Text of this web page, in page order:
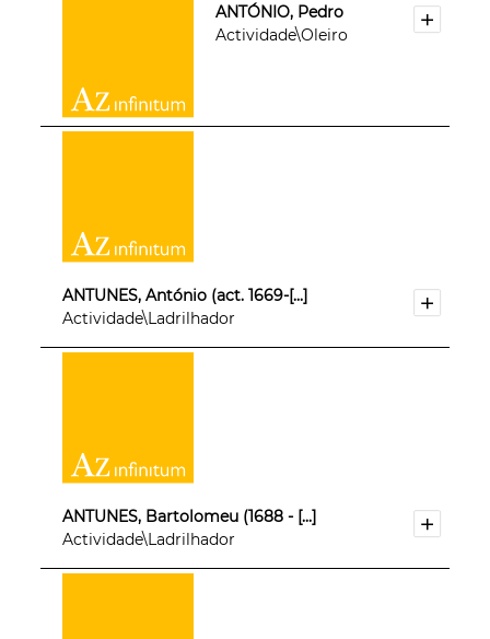
ANTÓNIO, Pedro
Actividade\Oleiro
ANTUNES, António (act. 1669-[...]
Actividade\Ladrilhador
ANTUNES, Bartolomeu (1688 - [...]
Actividade\Ladrilhador